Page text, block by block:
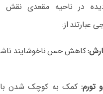
در ناحیه مقعدی نقش
عبارتند از:
کاهش حس ناخوشایند ناشی
تورم:کمک به کوچک شدن